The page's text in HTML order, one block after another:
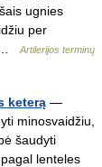
ugnies
per
…
Artilerijos terminų
keterą —
minosvaidžiu,
šaudyti
lenteles